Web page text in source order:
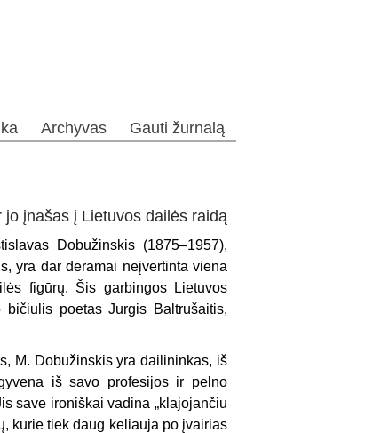
Archyvas Gauti žurnalą
įnašas į Lietuvos dailės raidą
Dobužinskis (1875–1957),
yra dar deramai neįvertinta viena
figūrų. Šis garbingos Lietuvos
poetas Jurgis Baltrušaitis,
M. Dobužinskis yra dailininkas, iš
iš savo profesijos ir pelno
save ironiškai vadina „klajojančiu
kurie tiek daug keliauja po įvairias